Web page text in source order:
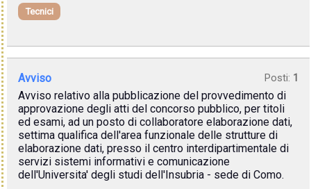
Tecnici
Avviso Posti: 1
Avviso relativo alla pubblicazione del provvedimento di
approvazione degli atti del concorso pubblico, per titoli
ed esami, ad un posto di collaboratore elaborazione dati,
settima qualifica dell'area funzionale delle strutture di
elaborazione dati, presso il centro interdipartimentale di
servizi sistemi informativi e comunicazione
dell'Universita' degli studi dell'Insubria - sede di Como.